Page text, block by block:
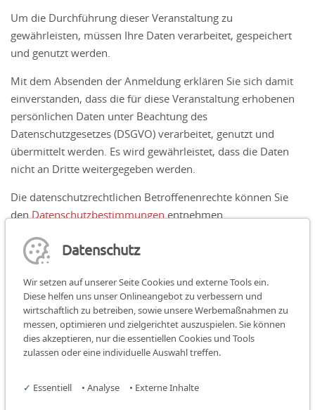
Um die Durchführung dieser Veranstaltung zu
gewährleisten, müssen Ihre Daten verarbeitet, gespeichert
und genutzt werden.
Mit dem Absenden der Anmeldung erklären Sie sich damit
einverstanden, dass die für diese Veranstaltung erhobenen
persönlichen Daten unter Beachtung des
Datenschutzgesetzes (DSGVO) verarbeitet, genutzt und
übermittelt werden. Es wird gewährleistet, dass die Daten
nicht an Dritte weitergegeben werden.
Die datenschutzrechtlichen Betroffenenrechte können Sie
denDatenschutzbestimmungenentnehmen.
Absenden
Teilen:
Facebook
Datenschutz
Wir setzen auf unserer Seite Cookies und externe Tools ein.
Diese helfen uns unser Onlineangebot zu verbessern und
wirtschaftlich zu betreiben, sowie unsere Werbemaßnahmen zu
messen, optimieren und zielgerichtet auszuspielen. Sie können
dies akzeptieren, nur die essentiellen Cookies und Tools
zulassen oder eine individuelle Auswahl treffen.
✓ Essentiell • Analyse • Externe Inhalte